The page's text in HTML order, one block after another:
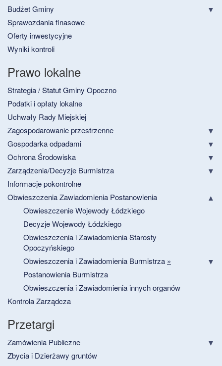
Budżet Gminy
Sprawozdania finasowe
Oferty inwestycyjne
Wyniki kontroli
Prawo lokalne
Strategia / Statut Gminy Opoczno
Podatki i opłaty lokalne
Uchwały Rady Miejskiej
Zagospodarowanie przestrzenne
Gospodarka odpadami
Ochrona Środowiska
Zarządzenia/Decyzje Burmistrza
Informacje pokontrolne
Obwieszczenia Zawiadomienia Postanowienia
Obwieszczenie Wojewody Łódzkiego
Decyzje Wojewody Łódzkiego
Obwieszczenia i Zawiadomienia Starosty
Opoczyńskiego
Obwieszczenia i Zawiadomienia Burmistrza »
Postanowienia Burmistrza
Obwieszczenia i Zawiadomienia innych organów
Kontrola Zarządcza
Przetargi
Zamówienia Publiczne
Zbycia i Dzierżawy gruntów